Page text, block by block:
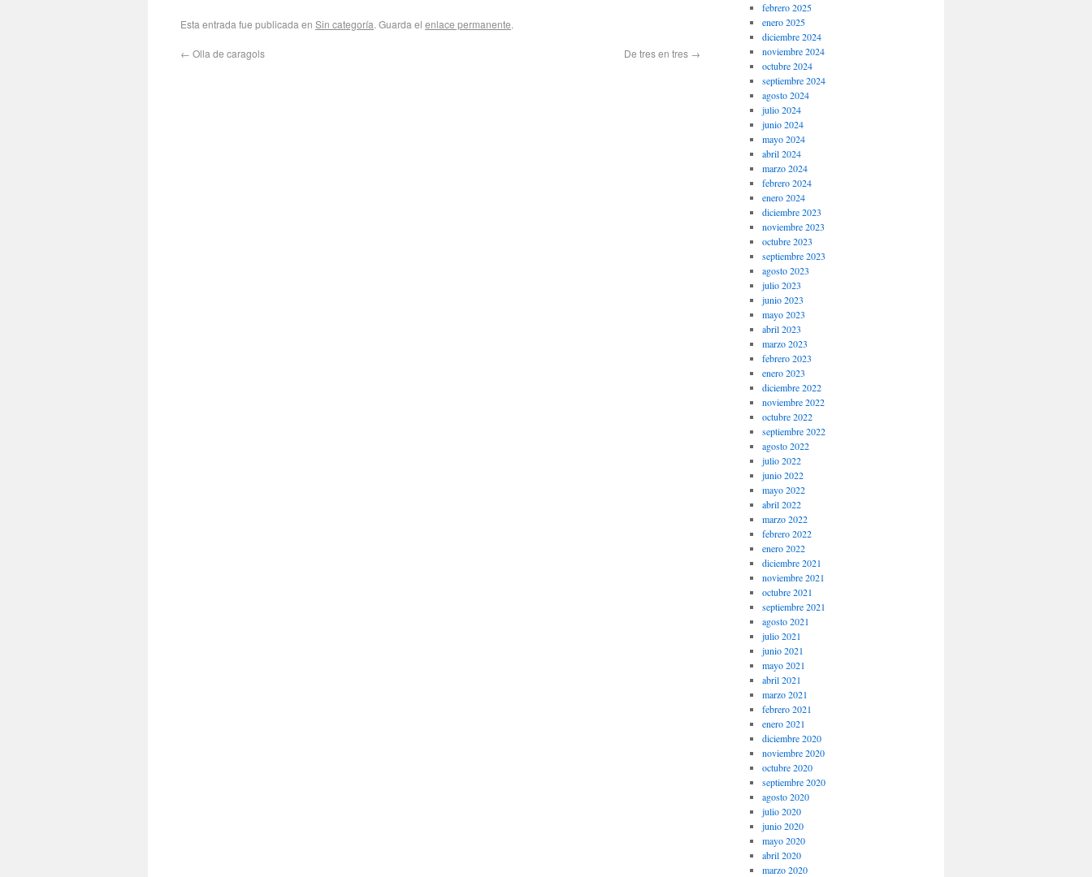
Esta entrada fue publicada en Sin categoría. Guarda el enlace permanente.
← Olla de caragols De tres en tres →
febrero 2025
enero 2025
diciembre 2024
noviembre 2024
octubre 2024
septiembre 2024
agosto 2024
julio 2024
junio 2024
mayo 2024
abril 2024
marzo 2024
febrero 2024
enero 2024
diciembre 2023
noviembre 2023
octubre 2023
septiembre 2023
agosto 2023
julio 2023
junio 2023
mayo 2023
abril 2023
marzo 2023
febrero 2023
enero 2023
diciembre 2022
noviembre 2022
octubre 2022
septiembre 2022
agosto 2022
julio 2022
junio 2022
mayo 2022
abril 2022
marzo 2022
febrero 2022
enero 2022
diciembre 2021
noviembre 2021
octubre 2021
septiembre 2021
agosto 2021
julio 2021
junio 2021
mayo 2021
abril 2021
marzo 2021
febrero 2021
enero 2021
diciembre 2020
noviembre 2020
octubre 2020
septiembre 2020
agosto 2020
julio 2020
junio 2020
mayo 2020
abril 2020
marzo 2020